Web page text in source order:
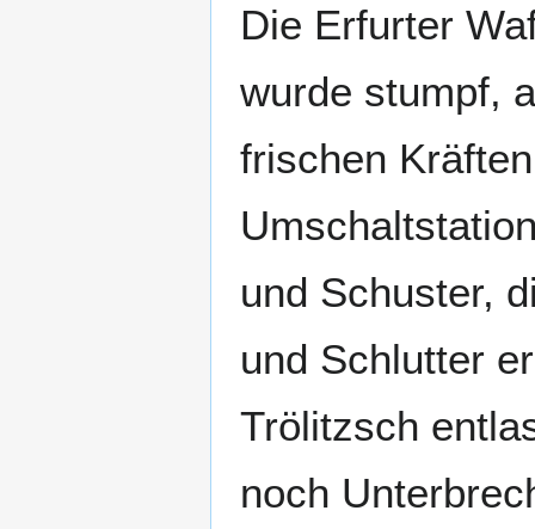
Die Erfurter
wurde stumpf,
frischen
und Schuster,
und Schlutter
Trölitzsch
noch